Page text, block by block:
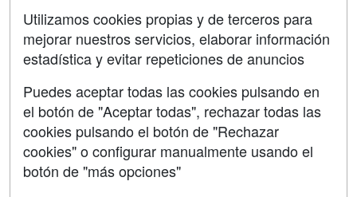
Contactar
Confidencialidad
Aviso legal
Copyleft
Utilizamos cookies propias y de terceros para
mejorar nuestros servicios, elaborar información
estadística y evitar repeticiones de anuncios
Puedes aceptar todas las cookies pulsando en
el botón de "Aceptar todas", rechazar todas las
cookies pulsando el botón de "Rechazar
cookies" o configurar manualmente usando el
botón de "más opciones"